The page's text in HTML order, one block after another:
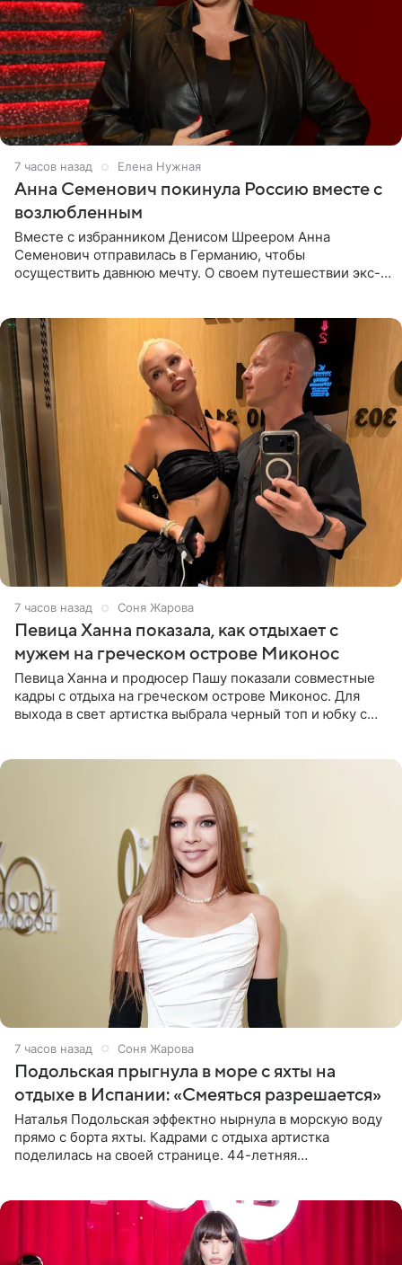
7 часов назад Елена Нужная
Анна Семенович покинула Россию вместе с
возлюбленным
Вместе с избранником Денисом Шреером Анна
Семенович отправилась в Германию, чтобы
осуществить давнюю мечту. О своем путешествии экс-
7 часов назад Соня Жарова
Певица Ханна показала, как отдыхает с
мужем на греческом острове Миконос
Певица Ханна и продюсер Пашу показали совместные
кадры с отдыха на греческом острове Миконос. Для
выхода в свет артистка выбрала черный топ и юбку с
7 часов назад Соня Жарова
Подольская прыгнула в море с яхты на
отдыхе в Испании: «Смеяться разрешается»
Наталья Подольская эффектно нырнула в морскую воду
прямо с борта яхты. Кадрами с отдыха артистка
поделилась на своей странице. 44-летняя